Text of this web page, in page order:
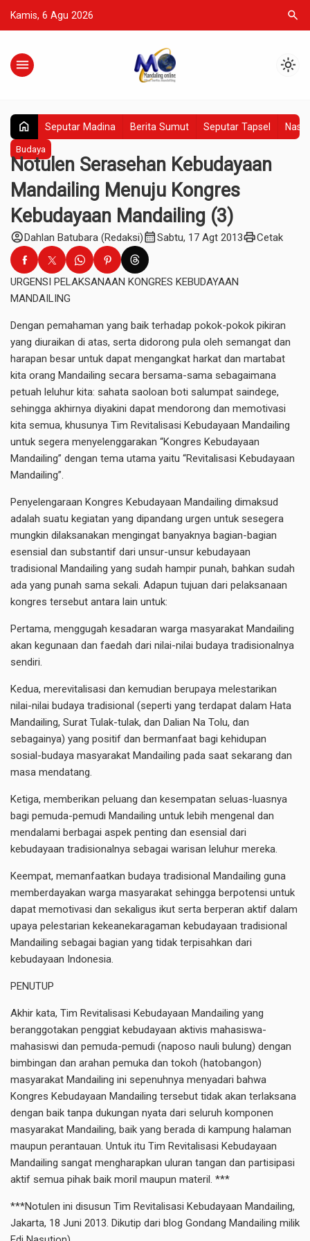
Kamis, 6 Agu 2026 search
menu light_mode
home Seputar Madina Berita Sumut Seputar Tapsel
Budaya
Notulen Serasehan Kebudayaan
Mandailing Menuju Kongres
Kebudayaan Mandailing (3)
account_circleDahlan Batubara (Redaksi)calendar_monthSabtu, 17 Agt 2013printCetak
URGENSI PELAKSANAAN KONGRES KEBUDAYAAN
MANDAILING
Dengan pemahaman yang baik terhadap pokok-pokok pikiran
yang diuraikan di atas, serta didorong pula oleh semangat dan
harapan besar untuk dapat mengangkat harkat dan martabat
kita orang Mandailing secara bersama-sama sebagaimana
petuah leluhur kita: sahata saoloan boti salumpat saindege,
sehingga akhirnya diyakini dapat mendorong dan memotivasi
kita semua, khusunya Tim Revitalisasi Kebudayaan Mandailing
untuk segera menyelenggarakan “Kongres Kebudayaan
Mandailing” dengan tema utama yaitu “Revitalisasi Kebudayaan
Mandailing”.
Penyelengaraan Kongres Kebudayaan Mandailing dimaksud
adalah suatu kegiatan yang dipandang urgen untuk sesegera
mungkin dilaksanakan mengingat banyaknya bagian-bagian
esensial dan substantif dari unsur-unsur kebudayaan
tradisional Mandailing yang sudah hampir punah, bahkan sudah
ada yang punah sama sekali. Adapun tujuan dari pelaksanaan
kongres tersebut antara lain untuk:
Pertama, menggugah kesadaran warga masyarakat Mandailing
akan kegunaan dan faedah dari nilai-nilai budaya tradisionalnya
sendiri.
Kedua, merevitalisasi dan kemudian berupaya melestarikan
nilai-nilai budaya tradisional (seperti yang terdapat dalam Hata
Mandailing, Surat Tulak-tulak, dan Dalian Na Tolu, dan
sebagainya) yang positif dan bermanfaat bagi kehidupan
sosial-budaya masyarakat Mandailing pada saat sekarang dan
masa mendatang.
Ketiga, memberikan peluang dan kesempatan seluas-luasnya
bagi pemuda-pemudi Mandailing untuk lebih mengenal dan
mendalami berbagai aspek penting dan esensial dari
kebudayaan tradisionalnya sebagai warisan leluhur mereka.
Keempat, memanfaatkan budaya tradisional Mandailing guna
memberdayakan warga masyarakat sehingga berpotensi untuk
dapat memotivasi dan sekaligus ikut serta berperan aktif dalam
upaya pelestarian kekeanekaragaman kebudayaan tradisional
Mandailing sebagai bagian yang tidak terpisahkan dari
kebudayaan Indonesia.
PENUTUP
Akhir kata, Tim Revitalisasi Kebudayaan Mandailing yang
beranggotakan penggiat kebudayaan aktivis mahasiswa-
mahasiswi dan pemuda-pemudi (naposo nauli bulung) dengan
bimbingan dan arahan pemuka dan tokoh (hatobangon)
masyarakat Mandailing ini sepenuhnya menyadari bahwa
Kongres Kebudayaan Mandailing tersebut tidak akan terlaksana
dengan baik tanpa dukungan nyata dari seluruh komponen
masyarakat Mandailing, baik yang berada di kampung halaman
maupun perantauan. Untuk itu Tim Revitalisasi Kebudayaan
Mandailing sangat mengharapkan uluran tangan dan partisipasi
aktif semua pihak baik moril maupun materil. ***
***Notulen ini disusun Tim Revitalisasi Kebudayaan Mandailing,
Jakarta, 18 Juni 2013. Dikutip dari blog Gondang Mandailing milik